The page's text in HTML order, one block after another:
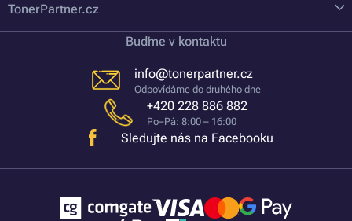
TonerPartner.cz
Buďme v kontaktu
info@tonerpartner.cz
Odpovídáme do druhého dne
+420 228 886 882
Po–Pá: 8:00 – 16:00
Sledujte nás na Facebooku